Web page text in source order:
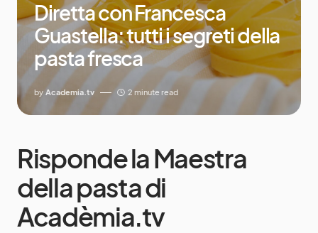
Diretta con Francesca
Guastella: tutti i segreti della
pasta fresca
by Academia.tv 2 minute read
Risponde la Maestra
della pasta di
Acadèmia.tv